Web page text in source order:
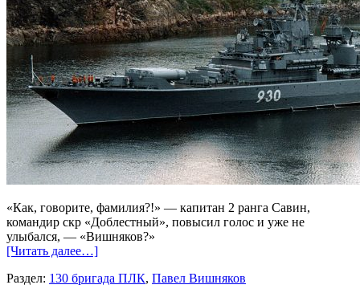
«Как, говорите, фамилия?!» — капитан 2 ранга Савин,
командир скр «Доблестный», повысил голос и уже не
улыбался, — «Вишняков?»
[Читать далее…]
Раздел: 130 бригада ПЛК, Павел Вишняков